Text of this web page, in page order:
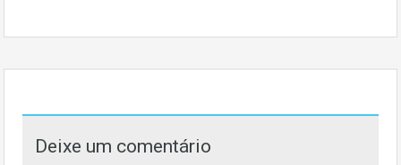
Deixe um comentário